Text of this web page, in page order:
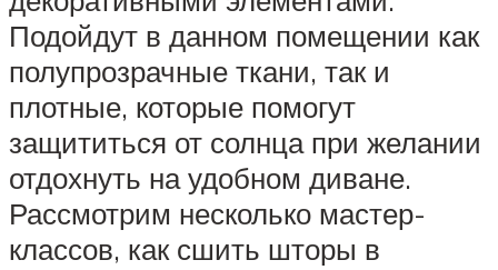
Подойдут в данном помещении как
полупрозрачные ткани, так и
плотные, которые помогут
защититься от солнца при желании
отдохнуть на удобном диване.
Рассмотрим несколько мастер-
классов, как сшить шторы в